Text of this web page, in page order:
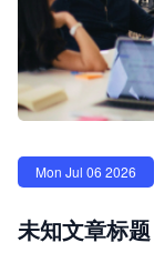
Mon Jul 06 2026
未知文章标题